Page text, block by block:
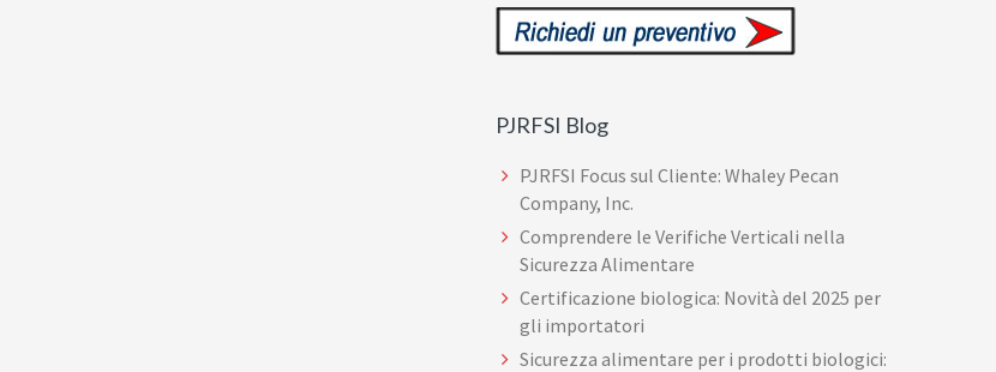
PJRFSI Blog
PJRFSI Focus sul Cliente: Whaley Pecan
Company, Inc.
Comprendere le Verifiche Verticali nella
Sicurezza Alimentare
Certificazione biologica: Novità del 2025 per
gli importatori
Sicurezza alimentare per i prodotti biologici: